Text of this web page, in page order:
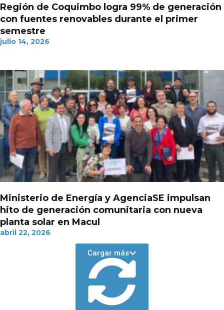
Región de Coquimbo logra 99% de generación
con fuentes renovables durante el primer
semestre
julio 14, 2026
Ministerio de Energía y AgenciaSE impulsan
hito de generación comunitaria con nueva
planta solar en Macul
abril 22, 2026
Cargar más